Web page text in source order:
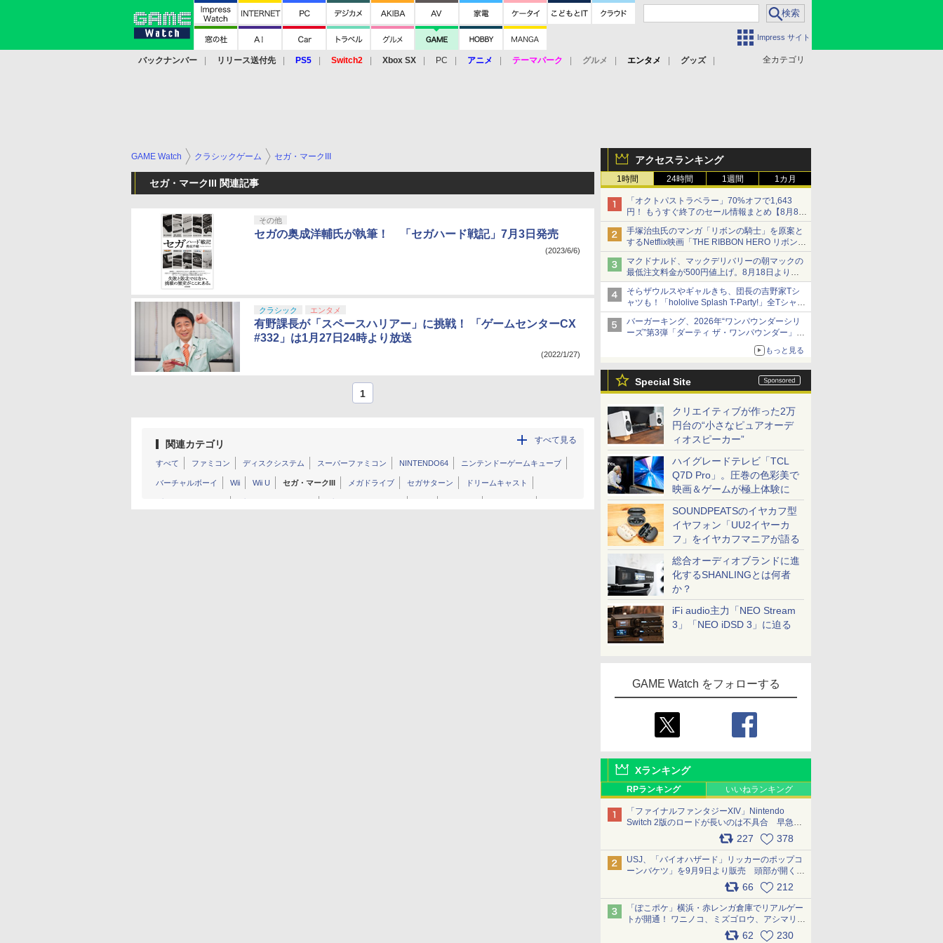
Impress サイト
全カテゴリ
バックナンバー リリース送付先 PS5 Switch2 Xbox SX PC アニメ テーマパーク グルメ エンタメ
グッズ
アクセスランキング
1時間 24時間 1週間 1カ月
「オクトパストラベラー」70%オフで1,643
円！ もうすぐ終了のセール情報まとめ【8月8日
更新】
ニンテンドーeショップでは「大神 絶景版」が
67%オフで990円
手塚治虫氏のマンガ「リボンの騎士」を原案と
するNetflix映画「THE RIBBON HERO リボンヒ
ーロー」本日配信開始
マクドナルド、マックデリバリーの朝マックの
最低注文料金が500円値上げ。8月18日より
1,500円から受付
そらザウルスやギャルきち、団長の吉野家Tシ
ャツも！「hololive Splash T-Party!」全Tシャツ
ラインナップ公開＆オンライン販売開始
バーガーキング、2026年“ワンパウンダーシリ
ーズ”第3弾「ダーティ ザ・ワンパウンダー」を
「特製ガーリックマヨソース」を使用した超大
もっと見る
Special Site
クリエイティブが作った2万
円台の“小さなピュアオーデ
ィオスピーカー”
ハイグレードテレビ「TCL
Q7D Pro」。圧巻の色彩美で
映画＆ゲームが極上体験に
SOUNDPEATSのイヤカフ型
イヤフォン「UU2イヤーカ
フ」をイヤカフマニアが語る
総合オーディオブランドに進
化するSHANLINGとは何者
か？
iFi audio主力「NEO Stream
3」「NEO iDSD 3」に迫る
GAME Watch をフォローする
Xランキング
RPランキング いいねランキング
「ファイナルファンタジーXIV」Nintendo
Switch 2版のロードが長いのは不具合 早急に
アップデートできるよう対応中227 378
USJ、「バイオハザード」リッカーのポップコ
ーンバケツ」を9月9日より販売 頭部が開く仕
組み。味は恐怖を堪のう「味噌フレーバー」
66 212
「ぽこポケ」横浜・赤レンガ倉庫でリアルゲー
トが開通！ ワニノコ、ミズゴロウ、アシマリ登
場シーンをレポート pic.x.com/LDgEByVl6D
62 230
GAME Watch クラシックゲーム セガ・マークIII
セガ・マークIII 関連記事
その他
セガの奥成洋輔氏が執筆！ 「セガハード戦記」7月3日発売
(2023/6/6)
クラシック エンタメ
有野課長が「スペースハリアー」に挑戦！ 「ゲームセンターCX
#332」は1月27日24時より放送
(2022/1/27)
1
関連カテゴリ すべて見る
すべて ファミコン ディスクシステム スーパーファミコン NINTENDO64 ニンテンドーゲームキューブ
バーチャルボーイ Wii Wii U セガ・マークIII メガドライブ セガサターン ドリームキャスト